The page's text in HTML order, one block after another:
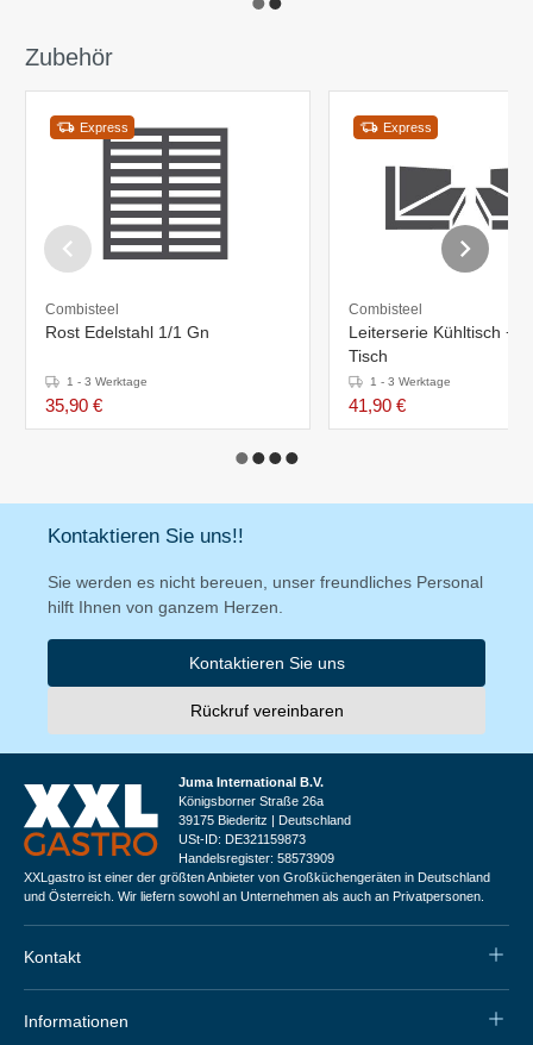
Zubehör
Express
Combisteel
Rost Edelstahl 1/1 Gn
1 - 3 Werktage
35,90 €
Express
Combisteel
Leiterserie Kühltisch +
Tisch
1 - 3 Werktage
41,90 €
Kontaktieren Sie uns!!
Sie werden es nicht bereuen, unser freundliches Personal
hilft Ihnen von ganzem Herzen.
Kontaktieren Sie uns
Rückruf vereinbaren
Juma International B.V.
Königsborner Straße 26a
39175 Biederitz | Deutschland
USt-ID: DE321159873
Handelsregister: 58573909
XXLgastro ist einer der größten Anbieter von Großküchengeräten in Deutschland
und Österreich. Wir liefern sowohl an Unternehmen als auch an Privatpersonen.
Kontakt
Informationen